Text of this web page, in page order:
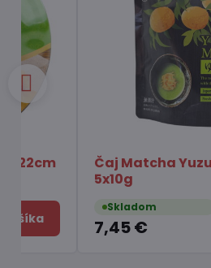
Podložka pod kórejskú
Skladom
3,25 € Do